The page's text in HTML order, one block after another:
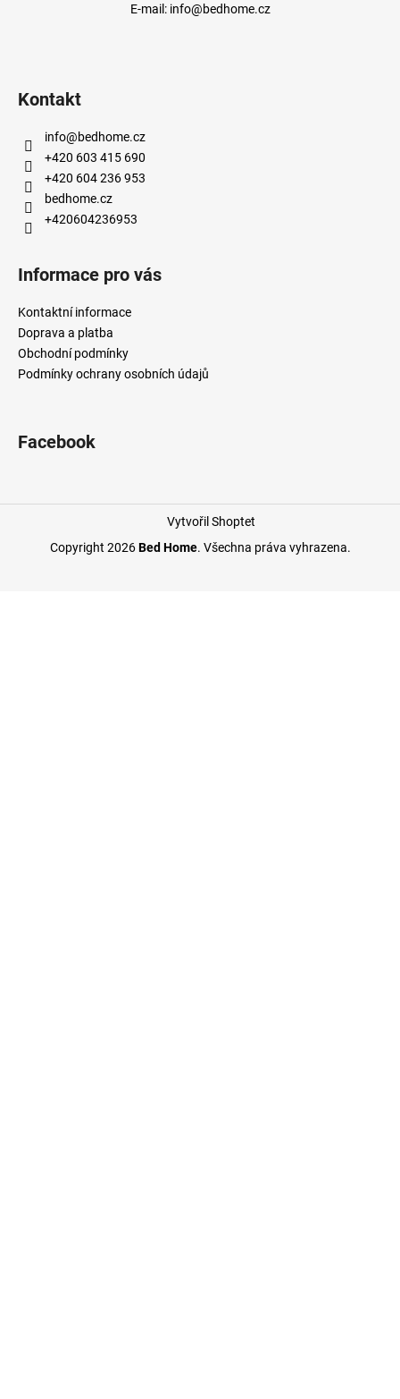
E-mail: info@bedhome.cz
Kontakt
info@bedhome.cz
+420 603 415 690
+420 604 236 953
bedhome.cz
+420604236953
Informace pro vás
Kontaktní informace
Doprava a platba
Obchodní podmínky
Podmínky ochrany osobních údajů
Facebook
Vytvořil Shoptet
Copyright 2026Bed Home. Všechna práva vyhrazena.